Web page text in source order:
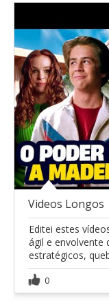
Videos Longos
Editei estes
ágil e envolvente
estratégicos,
0